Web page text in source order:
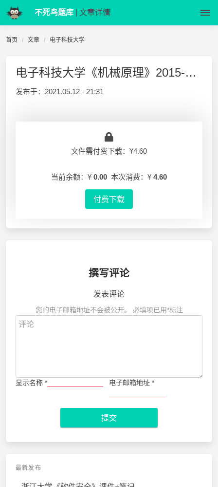
不死鸟题库 | 文章详情
首页 文章 电子科技大学
电子科技大学《机械原理》2015-2016-1 期末试卷A
发布于： 2021.05.12 - 21:31
文件需付费下载：¥4.60
当前余额：¥ 0.00 本次消费：¥ 4.60
付费下载
撰写评论
发表评论
您的电子邮箱地址不会被公开。 必填项已用*标注
显示名称 * 电子邮箱地址 *
提交
最新发布